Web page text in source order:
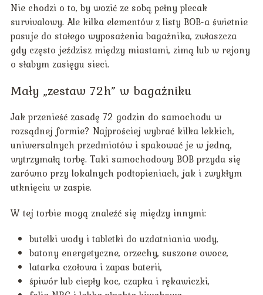
Nie chodzi o to, by wozić ze sobą pełny plecak
survivalowy. Ale kilka elementów z listy BOB-a świetnie
pasuje do stałego wyposażenia bagażnika, zwłaszcza
gdy często jeździsz między miastami, zimą lub w rejony
o słabym zasięgu sieci.
Mały „zestaw 72h” w bagażniku
Jak przenieść zasadę 72 godzin do samochodu w
rozsądnej formie? Najprościej wybrać kilka lekkich,
uniwersalnych przedmiotów i spakować je w jedną,
wytrzymałą torbę. Taki samochodowy BOB przyda się
zarówno przy lokalnych podtopieniach, jak i zwykłym
utknięciu w zaspie.
W tej torbie mogą znaleźć się między innymi:
butelki wody i tabletki do uzdatniania wody,
batony energetyczne, orzechy, suszone owoce,
latarka czołowa i zapas baterii,
śpiwór lub ciepły koc, czapka i rękawiczki,